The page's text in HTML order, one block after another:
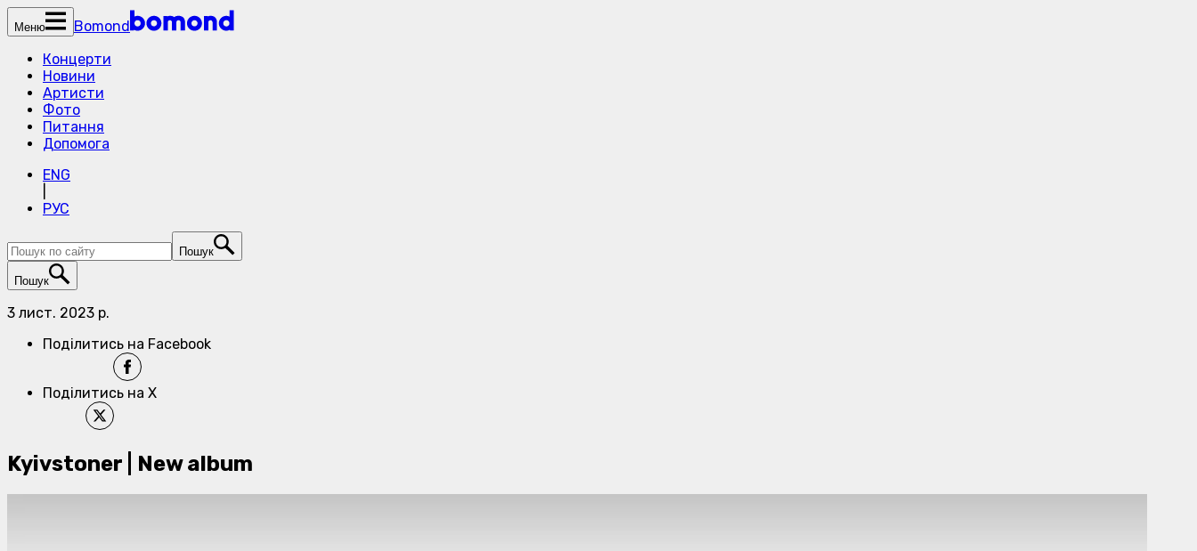
Меню
Bomond
Концерти
Новини
Артисти
Фото
Питання
Допомога
ENG
РУС
Пошук
Пошук
3 лист. 2023 р.
Поділитись на Facebook
Поділитись на X
Kyivstoner | New album